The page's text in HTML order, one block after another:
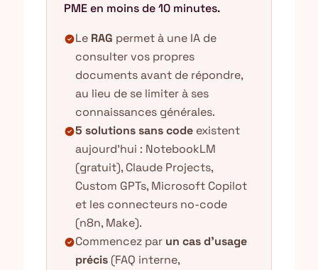
PME en moins de 10 minutes.
check_circleLe RAG permet à une IA de
consulter vos propres
documents avant de répondre,
au lieu de se limiter à ses
connaissances générales.
check_circle5 solutions sans code existent
aujourd'hui : NotebookLM
(gratuit), Claude Projects,
Custom GPTs, Microsoft Copilot
et les connecteurs no-code
(n8n, Make).
check_circleCommencez par un cas d'usage
précis (FAQ interne,